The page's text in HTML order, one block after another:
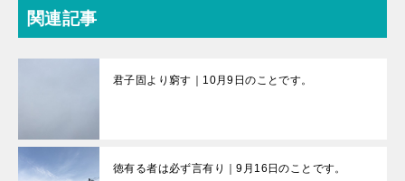
関連記事
君子固より窮す｜10月9日のことです。
徳有る者は必ず言有り｜9月16日のことです。